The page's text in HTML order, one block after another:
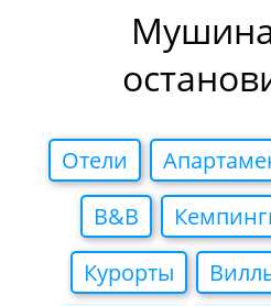
Отели
B&B
Курорты